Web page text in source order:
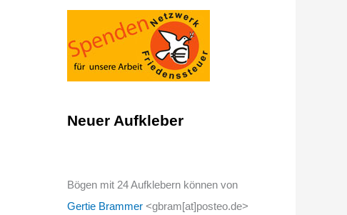
Neuer Aufkleber
Bögen mit 24 Aufklebern können von
Gertie Brammer <gbram[at]posteo.de>